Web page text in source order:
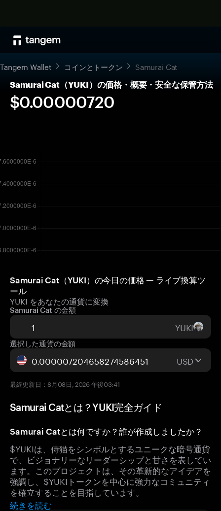
Tangem Wallet コインとトークン Samurai Cat
Samurai Cat（YUKI）の価格・概要・安全な保管方法
$0.00000720
Samurai Cat（YUKI）の今日の価格 — ライブ換算ツ
ール
YUKI をあなたの通貨に変換
Samurai Cat の金額
YUKI
選択した通貨の金額
USD
最終更新日：8月08日, 2026 午後03:41
Samurai Catとは？YUKI完全ガイド
Samurai Catとは何ですか？誰が作成しましたか？
$YUKIは、侍猫をシンボルとするユニークな暗号通貨
で、ビジョナリーなリーダーシップと甘さを表してい
ます。このプロジェクトは、その革新的なアイデアを
強調し、$YUKIトークンを中心に強力なコミュニティ
を確立することを目指しています。
続きを読む